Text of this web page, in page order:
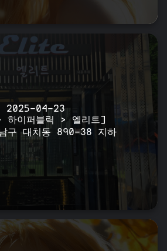
2025-04-23
하이퍼블릭 > 엘리트]
구 대치동 890-38 지하